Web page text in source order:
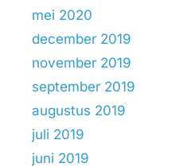
mei 2020
december 2019
november 2019
september 2019
augustus 2019
juli 2019
juni 2019